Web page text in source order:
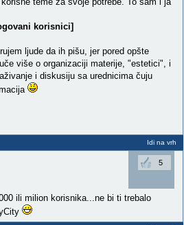
korisnici]
ljude da ih pišu, jer pored opšte
više o organizaciji materije, "estetici", i
i diskusiju sa urednicima čuju
Idi na vrh
5
ili milion korisnika...ne bi ti trebalo